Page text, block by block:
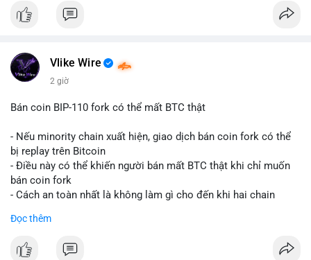
Vlike Wire
2 giờ
Bán coin BIP-110 fork có thể mất BTC thật
- Nếu minority chain xuất hiện, giao dịch bán coin fork có thể
bị replay trên Bitcoin
- Điều này có thể khiến người bán mất BTC thật khi chỉ muốn
bán coin fork
- Cách an toàn nhất là không làm gì cho đến khi hai chain
-#binancesquare
$btc
Đọc thêm